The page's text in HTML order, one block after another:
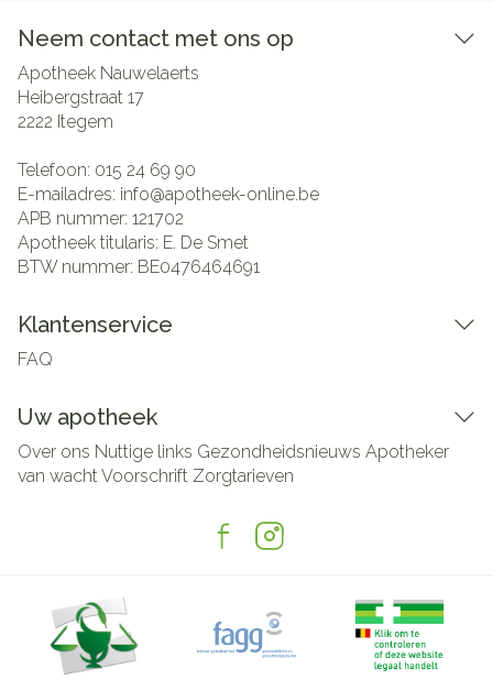
Neem contact met ons op
Apotheek Nauwelaerts
Heibergstraat 17
2222 Itegem
Telefoon: 015 24 69 90
E-mailadres: info@apotheek-online.be
APB nummer: 121702
Apotheek titularis: E. De Smet
BTW nummer: BE0476464691
Klantenservice
FAQ
Uw apotheek
Over ons Nuttige links Gezondheidsnieuws Apotheker
van wachtVoorschrift Zorgtarieven